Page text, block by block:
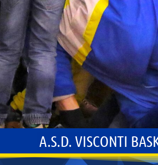
A.S.D. VISCONTI